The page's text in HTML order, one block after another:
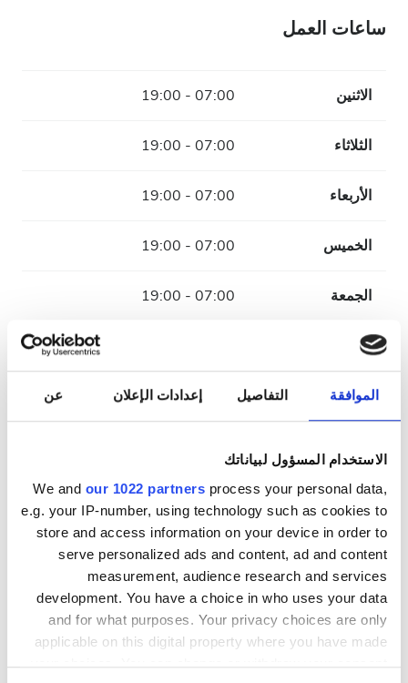
الموافقة التفاصيل إعدادات الإعلان عن
الاستخدام المسؤول لبياناتك
We and our 1022 partners process your personal data,
e.g. your IP-number, using technology such as cookies to
store and access information on your device in order to
serve personalized ads and content, ad and content
measurement, audience research and services
development. You have a choice in who uses your data
and for what purposes. Your privacy choices are only
applicable on this digital property where you have made
your choices. You can change or withdraw your consent
ساعات العمل
الاثنين 07:00 - 19:00
الثلاثاء 07:00 - 19:00
الأربعاء 07:00 - 19:00
الخميس 07:00 - 19:00
الجمعة 07:00 - 19:00
السبت
الأحد مُغلقة
طاقم العمل